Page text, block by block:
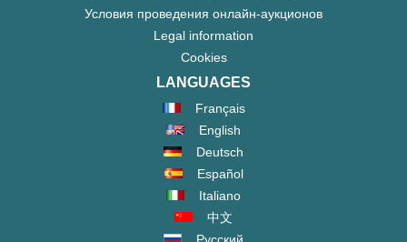
Условия проведения онлайн-аукционов
Legal information
Cookies
LANGUAGES
Français
English
Deutsch
Español
Italiano
中文